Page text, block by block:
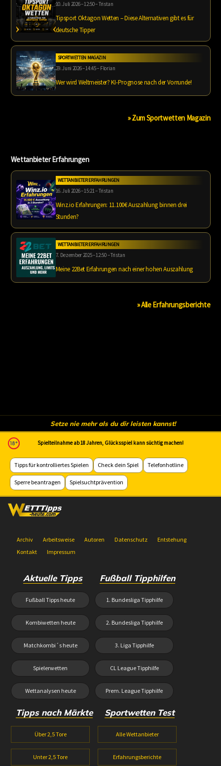
10. Juli 2026 – 12:50 – Tristan
Tipsport Oktagon Wetten – Diese Alternativen gibt es für
deutsche Tipper
SPORTWETTEN MAGAZIN
29. Juni 2026 – 14:45 – Florian
Wer wird Weltmeister? KI-Prognose nach der Vorrunde!
» Zum Sportwetten Magazin
Wettanbieter Erfahrungen
WETTANBIETER ERFAHRUNGEN
16. Juli 2026 – 15:21 – Tristan
Winz.io Erfahrungen: 11.100€ Auszahlung binnen drei
Stunden?
WETTANBIETER ERFAHRUNGEN
7. Dezember 2025 – 12:50 – Tristan
Meine 22Bet Erfahrungen nach einer hohen Auszahlung
» Alle Erfahrungsberichte
Setze nie mehr als du dir leisten kannst!
Spielteilnahme ab 18 Jahren, Glücksspiel kann süchtig machen!
Tipps für kontrolliertes Spielen Check dein Spiel Telefonhotline
Sperre beantragen Spielsuchtprävention
Archiv Arbeitsweise Autoren Datenschutz
Entstehung
Kontakt
Impressum
Aktuelle Tipps
Fußball Tipps heute
Kombiwetten heute
Matchkombi´s heute
Spielerwetten
Wettanalysen heute
Fußball Tipphilfen
1. Bundesliga Tipphilfe
2. Bundesliga Tipphilfe
3. Liga Tipphilfe
CL League Tipphilfe
Prem. League Tipphilfe
Tipps nach Märkte
Über 2,5 Tore
Unter 2,5 Tore
Sportwetten Test
Alle Wettanbieter
Erfahrungsberichte